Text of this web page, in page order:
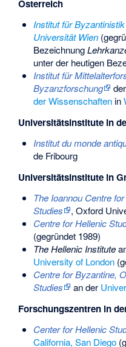
Österreich
Institut für
Universität Wien
Bezeichnung
unter der heutigen
Institut für
Byzanzforschung
der
der Wissenschaftenin
Universitätsinstitute in
Institut du monde
de Fribourg
Universitätsinstitute in
The Ioannou Centre
Studies
, Oxford
Centre for Hellenic
(gegründet 1989)
The Hellenic Institute
University of London
Centre for Byzantine,
Studies
an der
Forschungszentren in
Center for Hellenic
California, San Diego